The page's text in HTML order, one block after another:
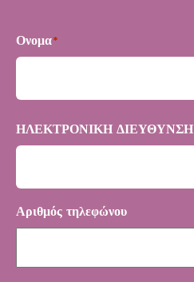
Ονομα*
ΗΛΕΚΤΡΟΝΙΚΗ ΔΙΕΥΘΥΝΣΗ
Αριθμός τηλεφώνου